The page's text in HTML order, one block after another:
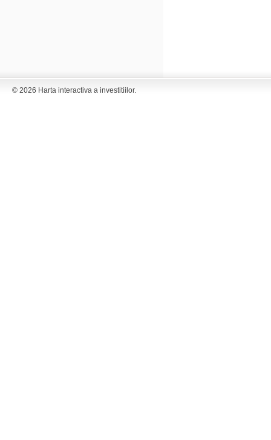
© 2026 Harta interactiva a investitiilor.